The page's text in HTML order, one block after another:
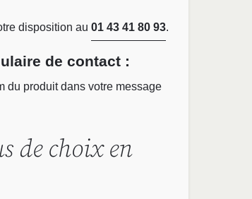
disposition au 01 43 41 80 93.
de contact :
du produit dans votre message
de choix en